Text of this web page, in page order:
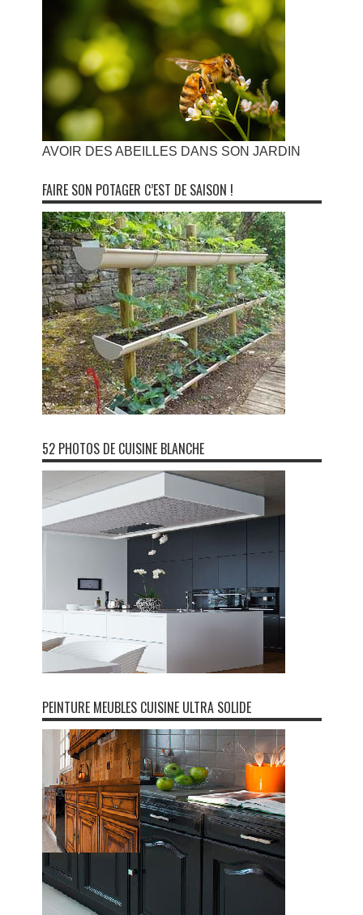
AVOIR DES ABEILLES DANS SON JARDIN
FAIRE SON POTAGER C’EST DE SAISON !
52 PHOTOS DE CUISINE BLANCHE
PEINTURE MEUBLES CUISINE ULTRA SOLIDE